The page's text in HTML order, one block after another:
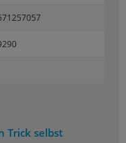
Trick selbst